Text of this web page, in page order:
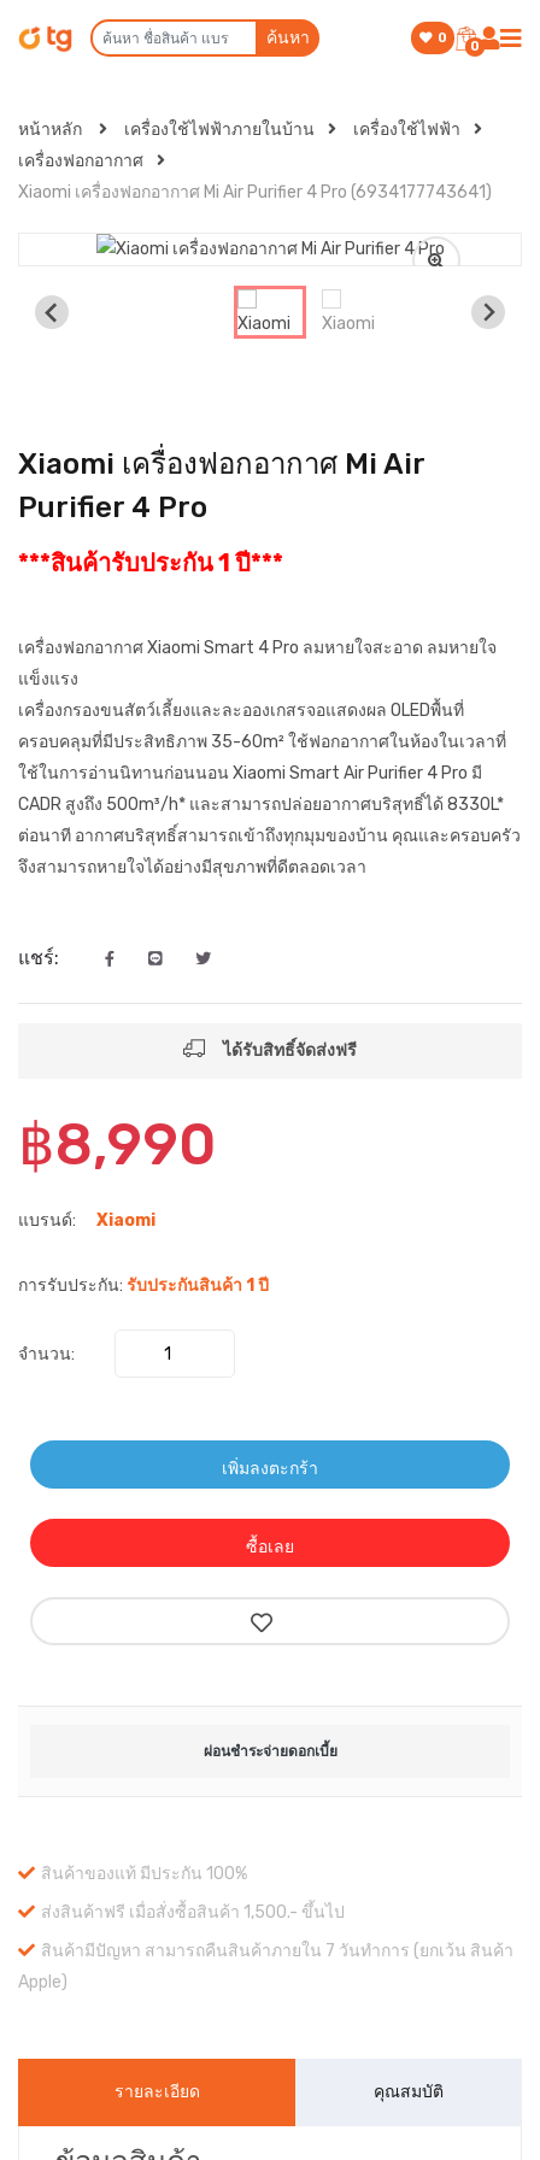
ค้นหา 0
0
หน้าหลัก เครื่องใช้ไฟฟ้าภายในบ้าน
เครื่องใช้ไฟฟ้า
เครื่องฟอกอากาศ
Xiaomi เครื่องฟอกอากาศ Mi Air Purifier 4 Pro (6934177743641)
Xiaomi เครื่องฟอกอากาศ Mi Air
Purifier 4 Pro
***สินค้ารับประกัน 1 ปี***
เครื่องฟอกอากาศ Xiaomi Smart 4 Pro ลมหายใจสะอาด ลมหายใจ
แข็งแรง
เครื่องกรองขนสัตว์เลี้ยงและละอองเกสรจอแสดงผล OLEDพื้นที่
ครอบคลุมที่มีประสิทธิภาพ 35-60m² ใช้ฟอกอากาศในห้องในเวลาที่
ใช้ในการอ่านนิทานก่อนนอน Xiaomi Smart Air Purifier 4 Pro มี
CADR สูงถึง 500m³/h* และสามารถปล่อยอากาศบริสุทธิ์ได้ 8330L*
ต่อนาที อากาศบริสุทธิ์สามารถเข้าถึงทุกมุมของบ้าน คุณและครอบครัว
จึงสามารถหายใจได้อย่างมีสุขภาพที่ดีตลอดเวลา
แชร์:
ได้รับสิทธิ์จัดส่งฟรี
฿8,990
แบรนด์: Xiaomi
การรับประกัน: รับประกันสินค้า 1 ปี
จำนวน:
เพิ่มลงตะกร้า
ซื้อเลย
ผ่อนชำระจ่ายดอกเบี้ย
สินค้าของแท้ มีประกัน 100%
ส่งสินค้าฟรี เมื่อสั่งซื้อสินค้า 1,500.- ขึ้นไป
สินค้ามีปัญหา สามารถคืนสินค้าภายใน 7 วันทำการ (ยกเว้น สินค้า
Apple)
รายละเอียด คุณสมบัติ